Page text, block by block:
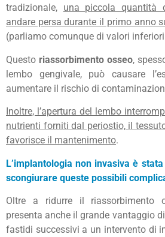
tradizionale, una piccola quantità
andare persa durante il primo anno
(parliamo comunque di valori
Questo riassorbimento osseo,
lembo gengivale, può causare
aumentare il rischio di
Inoltre, l’apertura del lembo
nutrienti forniti dal periostio, il
favorisce il mantenimento.
L’implantologia non invasiva è
scongiurare queste possibili
Oltre a ridurre il riassorbimento
presenta anche il grande vantaggio
fastidi successivi a un intervento di